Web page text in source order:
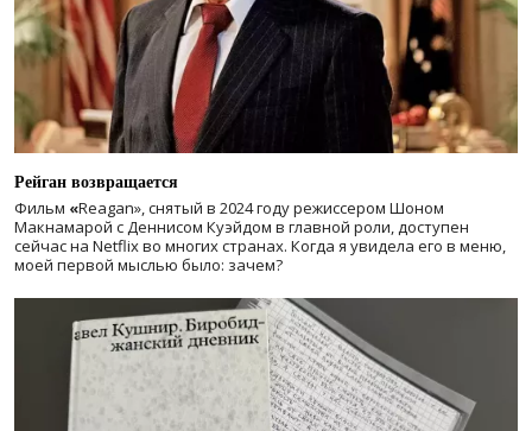
Рейган возвращается
Фильм «Reagan», снятый в 2024 годурежиссером Шоном
Макнамарой с Деннисом Куэйдом в главной роли, доступен
сейчас на Netflix во многих странах. Когда я увидела его в меню,
моей первой мыслью было: зачем?